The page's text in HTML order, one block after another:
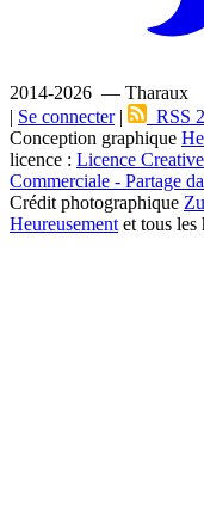
2014-2026 — Tharaux
| Se connecter|
RSS
Conception graphique
licence : Licence
Commerciale - Partage
Crédit photographique
Heureusement et tous